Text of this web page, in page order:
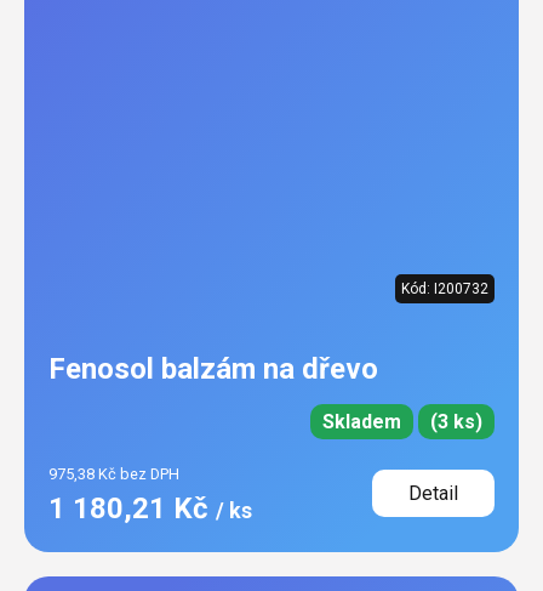
Kód: I200732
Fenosol balzám na dřevo
Skladem (3 ks)
975,38 Kč bez DPH
1 180,21 Kč / ks
Detail